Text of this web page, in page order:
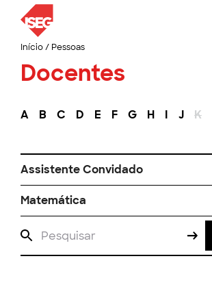
Início/ Pessoas
Docentes
A B C D E F G H I J K
Assistente Convidado
Matemática